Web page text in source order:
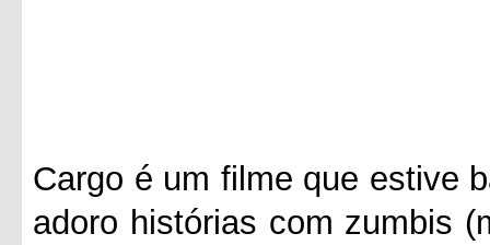
Cargo é um filme que estive
adoro histórias com zumbis